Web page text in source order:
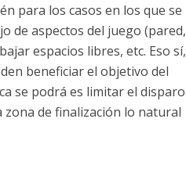
para los casos en los que se
de aspectos del juego (pared,
espacios libres, etc. Eso sí,
beneficiar el objetivo del
se podrá es limitar el disparo
de finalización lo natural